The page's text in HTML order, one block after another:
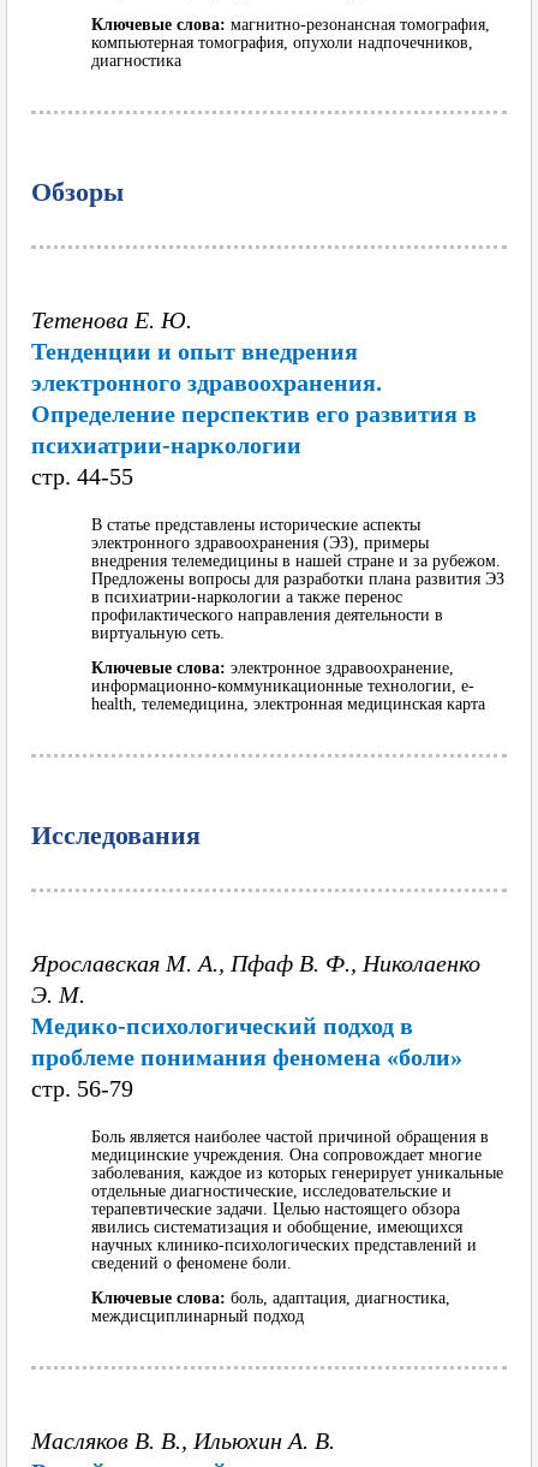
Ключевые слова: магнитно-резонансная томография,
компьютерная томография, опухоли надпочечников,
диагностика
Обзоры
Тетенова Е. Ю.
Тенденции и опыт внедрения
электронного здравоохранения.
Определение перспектив его развития в
психиатрии-наркологии
cтр. 44-55
В статье представлены исторические аспекты
электронного здравоохранения (ЭЗ), примеры
внедрения телемедицины в нашей стране и за рубежом.
Предложены вопросы для разработки плана развития ЭЗ
в психиатрии-наркологии а также перенос
профилактического направления деятельности в
виртуальную сеть.
Ключевые слова: электронное здравоохранение,
информационно-коммуникационные технологии, e-
health, телемедицина, электронная медицинская карта
Исследования
Ярославская М. А., Пфаф В. Ф., Николаенко
Э. М.
Медико-психологический подход в
проблеме понимания феномена «боли»
cтр. 56-79
Боль является наиболее частой причиной обращения в
медицинские учреждения. Она сопровождает многие
заболевания, каждое из которых генерирует уникальные
отдельные диагностические, исследовательские и
терапевтические задачи. Целью настоящего обзора
явились систематизация и обобщение, имеющихся
научных клинико-психологических представлений и
сведений о феномене боли.
Ключевые слова: боль, адаптация, диагностика,
междисциплинарный подход
Масляков В. В., Ильюхин А. В.